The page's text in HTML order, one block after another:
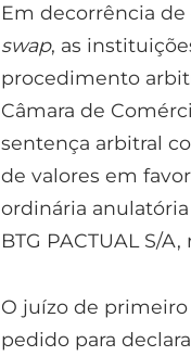
Em decorrência
swap, as
procedimento
Câmara de
sentença arbitral
de valores em
ordinária anulatória
BTG PACTUAL S/
O juízo de
pedido para